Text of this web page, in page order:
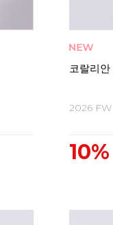
코랄리
2026 FW
10%